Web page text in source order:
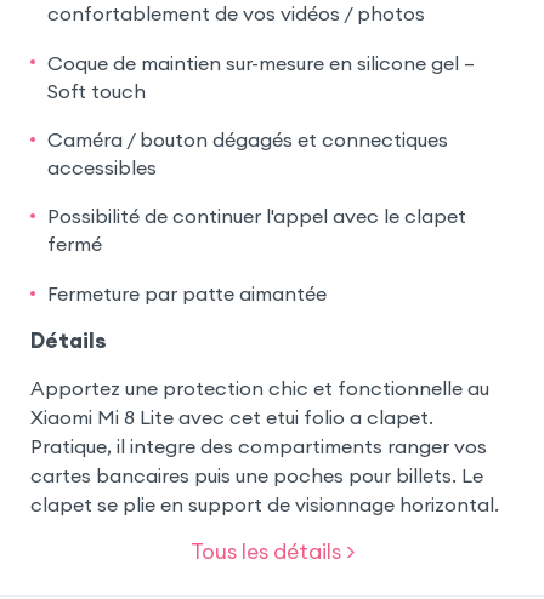
confortablement de vos vidéos / photos
Coque de maintien sur-mesure en silicone gel –
Soft touch
Caméra / bouton dégagés et connectiques
accessibles
Possibilité de continuer l'appel avec le clapet
fermé
Fermeture par patte aimantée
Détails
Apportez une protection chic et fonctionnelle au
Xiaomi Mi 8 Lite avec cet etui folio a clapet.
Pratique, il integre des compartiments ranger vos
cartes bancaires puis une poches pour billets. Le
clapet se plie en support de visionnage horizontal.
Tous les détails >